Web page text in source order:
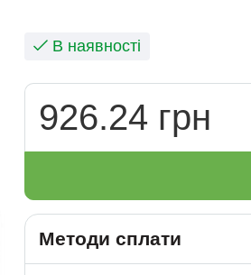
В наявності
926.24 грн
Методи сплати